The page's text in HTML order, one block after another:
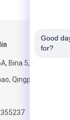
Bina 5,
Qingpu Bölgesi,
Good
for?